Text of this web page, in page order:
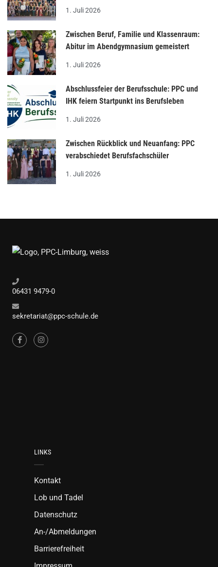
1. Juli 2026
Zwischen Beruf, Familie und Klassenraum:
Abitur im Abendgymnasium gemeistert
1. Juli 2026
Abschlussfeier der Berufsschule: PPC und
IHK feiern Startpunkt ins Berufsleben
1. Juli 2026
Zwischen Rückblick und Neuanfang: PPC
verabschiedet Berufsfachschüler
1. Juli 2026
06431 9479-0
sekretariat@ppc-schule.de
LINKS
Kontakt
Lob und Tadel
Datenschutz
An-/Abmeldungen
Barrierefreiheit